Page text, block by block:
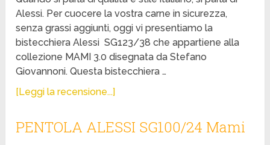
Alessi. Per cuocere la vostra carne in sicurezza,
senza grassi aggiunti, oggi vi presentiamo la
bistecchiera Alessi SG123/38 che appartiene alla
collezione MAMI 3.0 disegnata da Stefano
Giovannoni. Questa bistecchiera …
[Leggi la recensione...]
PENTOLA ALESSI SG100/24 Mami